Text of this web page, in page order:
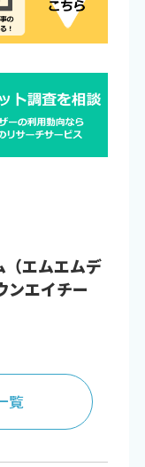
（エムエムデ
エイチー
覧